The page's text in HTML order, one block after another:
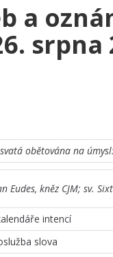
a
srpna
obětována na úmysl:
Eudes, kněz CJM; sv.
intencí
slova